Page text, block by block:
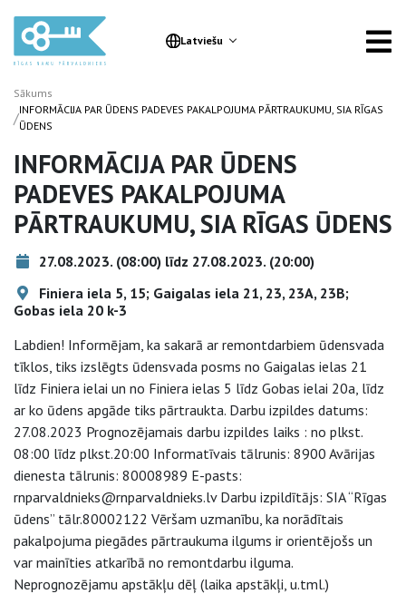
Latviešu
Sākums
/INFORMĀCIJA PAR ŪDENS PADEVES PAKALPOJUMA PĀRTRAUKUMU, SIA RĪGAS
ŪDENS
INFORMĀCIJA PAR ŪDENS
PADEVES PAKALPOJUMA
PĀRTRAUKUMU, SIA RĪGAS ŪDENS
27.08.2023. (08:00) līdz 27.08.2023. (20:00)
Finiera iela 5, 15; Gaigalas iela 21, 23, 23A, 23B;
Gobas iela 20 k-3
Labdien! Informējam, ka sakarā ar remontdarbiem ūdensvada
tīklos, tiks izslēgts ūdensvada posms no Gaigalas ielas 21
līdz Finiera ielai un no Finiera ielas 5 līdz Gobas ielai 20a, līdz
ar ko ūdens apgāde tiks pārtraukta. Darbu izpildes datums:
27.08.2023 Prognozējamais darbu izpildes laiks : no plkst.
08:00 līdz plkst.20:00 Informatīvais tālrunis: 8900 Avārijas
dienesta tālrunis: 80008989 E-pasts:
rnparvaldnieks@rnparvaldnieks.lv Darbu izpildītājs: SIA “Rīgas
ūdens” tālr.80002122 Vēršam uzmanību, ka norādītais
pakalpojuma piegādes pārtraukuma ilgums ir orientējošs un
var mainīties atkarībā no remontdarbu ilguma.
Neprognozējamu apstākļu dēļ (laika apstākļi, u.tml.)